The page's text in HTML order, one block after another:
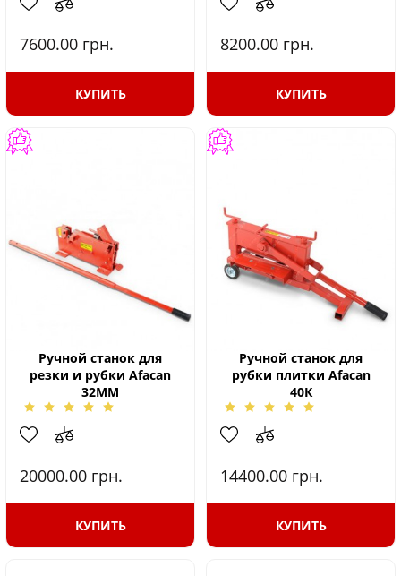
7600.00 грн.
КУПИТЬ
8200.00 грн.
КУПИТЬ
Ручной станок для
резки и рубки Afacan
32MM
20000.00 грн.
КУПИТЬ
Ручной станок для
рубки плитки Afacan
40К
14400.00 грн.
КУПИТЬ